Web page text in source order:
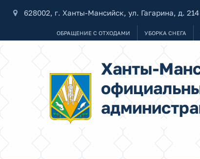
628002, г. Ханты-Мансийск, ул. Гагарина, д. 214
ОБРАЩЕНИЕ С ОТХОДАМИ УБОРКА СНЕГА
Ханты-